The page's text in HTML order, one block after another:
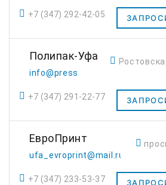
+7 (347) 292-42-05
Полипак-Уфа
info@press
+7 (347) 291-22-77
ЕвроПринт
ufa_evroprint@mail.ru
+7 (347) 233-53-37